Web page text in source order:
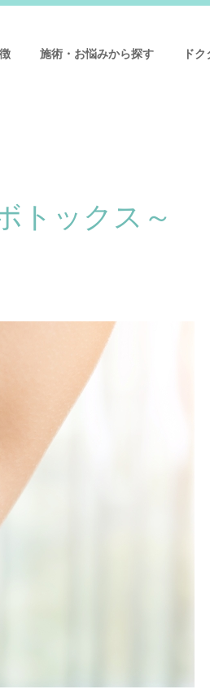
施術・お悩みから探す ド
トックス～